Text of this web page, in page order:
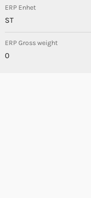
ERP Enhet
ST
ERP Gross weight
0